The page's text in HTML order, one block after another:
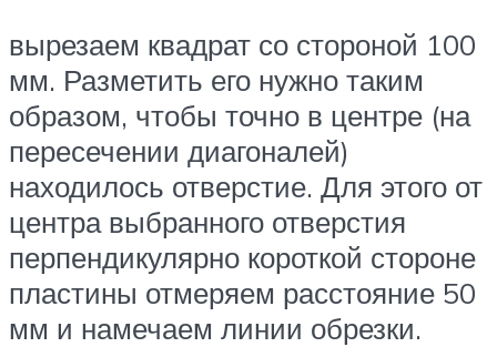
вырезаем квадрат со стороной 100
мм. Разметить его нужно таким
образом, чтобы точно в центре (на
пересечении диагоналей)
находилось отверстие. Для этого от
центра выбранного отверстия
перпендикулярно короткой стороне
пластины отмеряем расстояние 50
мм и намечаем линии обрезки.